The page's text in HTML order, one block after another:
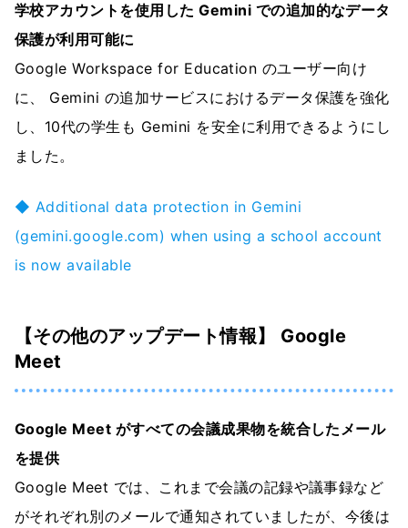
学校アカウントを使用した Gemini での追加的なデータ
保護が利用可能に
Google Workspace for Education のユーザー向け
に、 Gemini の追加サービスにおけるデータ保護を強化
し、10代の学生も Gemini を安全に利用できるようにし
ました。
◆ Additional data protection in Gemini
(gemini.google.com) when using a school account
is now available
【その他のアップデート情報】 Google
Meet
Google Meet がすべての会議成果物を統合したメール
を提供
Google Meet では、これまで会議の記録や議事録など
がそれぞれ別のメールで通知されていましたが、今後は